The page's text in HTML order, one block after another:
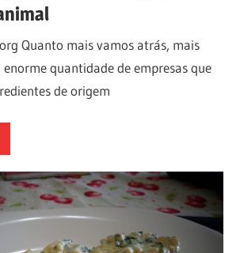
Quanto mais vamos atrás, mais
quantidade de empresas que
de origem